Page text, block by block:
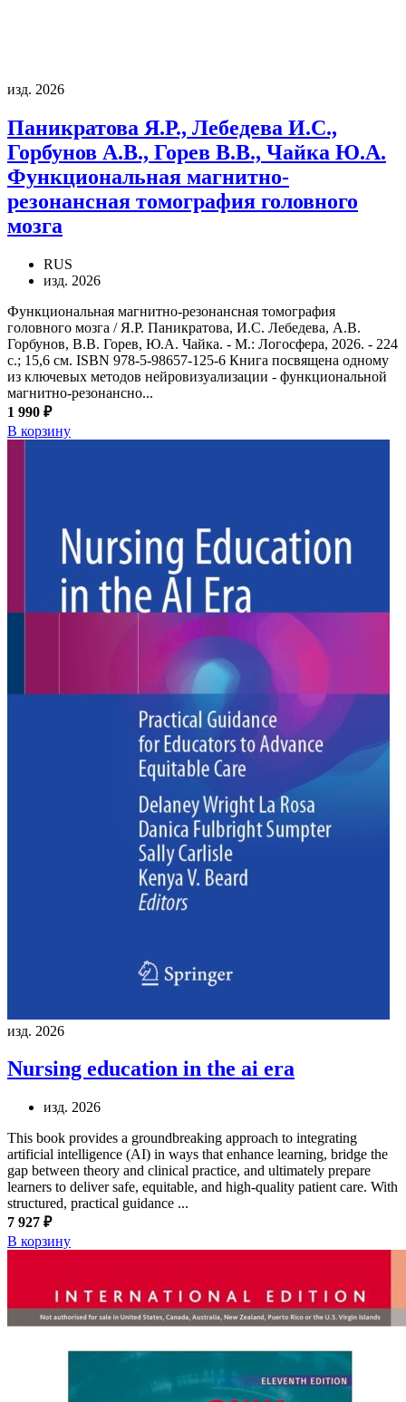
изд. 2026
Паникратова Я.Р., Лебедева И.С.,
Горбунов А.В., Горев В.В., Чайка Ю.А.
Функциональная магнитно-
резонансная томография головного
мозга
RUS
изд. 2026
Функциональная магнитно-резонансная томография
головного мозга / Я.Р. Паникратова, И.С. Лебедева, А.В.
Горбунов, В.В. Горев, Ю.А. Чайка. - М.: Логосфера, 2026. - 224
с.; 15,6 см. ISBN 978-5-98657-125-6 Книга посвящена одному
из ключевых методов нейровизуализации - функциональной
магнитно-резонансно...
1 990 ₽
В корзину
изд. 2026
Nursing education in the ai era
изд. 2026
This book provides a groundbreaking approach to integrating
artificial intelligence (AI) in ways that enhance learning, bridge the
gap between theory and clinical practice, and ultimately prepare
learners to deliver safe, equitable, and high-quality patient care. With
structured, practical guidance ...
7 927 ₽
В корзину